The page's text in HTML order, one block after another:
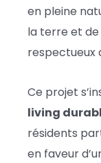
en pleine
la terre et
respectueux
Ce projet
living
résidents
en faveur